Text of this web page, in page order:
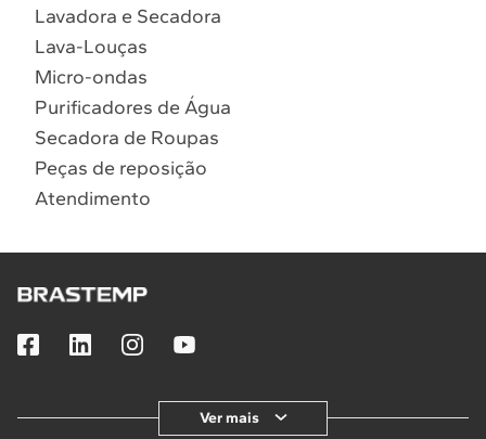
Lavadora e Secadora
Lava-Louças
Micro-ondas
Purificadores de Água
Secadora de Roupas
Peças de reposição
Atendimento
Ver mais